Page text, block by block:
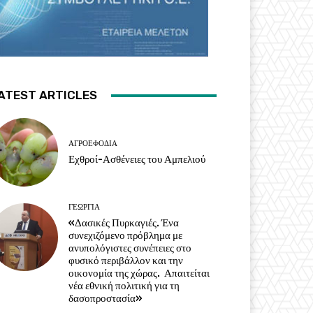
ARTICLES
ΑΓΡΟΕΦΌΔΙΑ
Εχθροί-Ασθένειες του Αμπελιού
ΓΕΩΡΓΊΑ
«Δασικές Πυρκαγιές. Ένα
συνεχιζόμενο πρόβλημα με
ανυπολόγιστες συνέπειες στο
φυσικό περιβάλλον και την
οικονομία της χώρας. Απαιτείται
νέα εθνική πολιτική για τη
δασοπροστασία»